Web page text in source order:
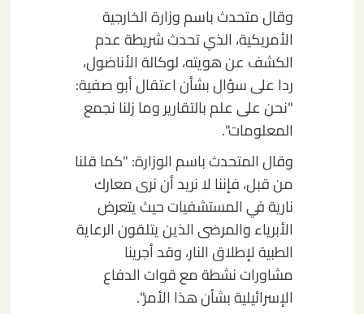
وقال متحدث باسم وزارة الخارجية
الأمريكية، الذي تحدث شريطة عدم
الكشف عن هويته، لوكالة الأناضول،
ردا على سؤال بشأن اعتقال أبو صفية:
"نحن على علم بالتقارير وما زلنا نجمع
المعلومات".
وقال المتحدث باسم الوزارة: "كما قلنا
من قبل، فإننا لا نريد أن نرى معارك
نارية في المستشفيات حيث يتعرض
الأبرياء والمرضى الذين يتلقون الرعاية
الطبية لإطلاق النار، وقد أجرينا
مشاورات نشطة مع قوات الدفاع
الإسرائيلية بشأن هذا الأمر".